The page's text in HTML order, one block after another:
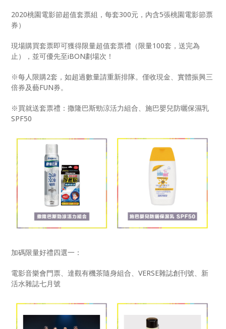
2020桃園電影節超值套票組，每套300元，內含5張桃園電影節票
券）
現場購買套票即可獲得限量超值套票禮（限量100套，送完為
止），並可優先至iBON劃場次！
※每人限購2套，如超過數量請重新排隊。僅收現金、實體振興三
倍券及藝FUN券。
※買就送套票禮：撒隆巴斯勁涼活力組合、施巴嬰兒防曬保濕乳
SPF50
加碼限量好禮四選一：
電影音樂會門票、達觀有機茶隨身組合、VERSE雜誌創刊號、新
活水雜誌七月號